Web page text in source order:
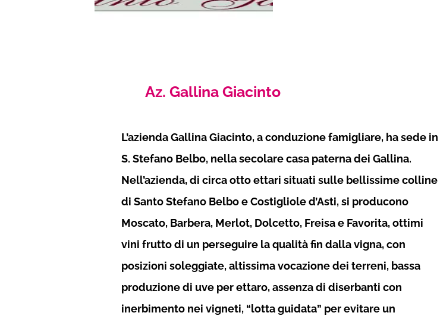
Az. Gallina Giacinto
L’azienda Gallina Giacinto, a conduzione famigliare, ha sede in
S. Stefano Belbo, nella secolare casa paterna dei Gallina.
Nell’azienda, di circa otto ettari situati sulle bellissime colline
di Santo Stefano Belbo e Costigliole d’Asti, si producono
Moscato, Barbera, Merlot, Dolcetto, Freisa e Favorita, ottimi
vini frutto di un perseguire la qualità fin dalla vigna, con
posizioni soleggiate, altissima vocazione dei terreni, bassa
produzione di uve per ettaro, assenza di diserbanti con
inerbimento nei vigneti, “lotta guidata” per evitare un